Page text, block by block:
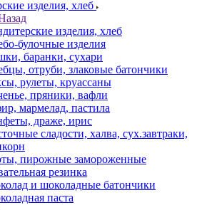
изделия, хлеб
изделия, хлеб
булочные изделия
баранки, сухари
отруби, злаковые батончики
рулеты, круассаны
пряники, вафли
мармелад, пастила
драже, ирис
сладости, халва, сух.завтраки,
пирожные замороженные
резинка
и шоколадные батончики
паста